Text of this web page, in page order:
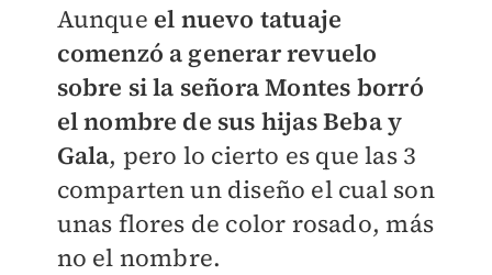
Aunque el nuevo tatuaje
comenzó a generar revuelo
sobre si la señora Montes borró
el nombre de sus hijas Beba y
Gala, pero lo cierto es que las 3
comparten un diseño el cual son
unas flores de color rosado, más
no el nombre.